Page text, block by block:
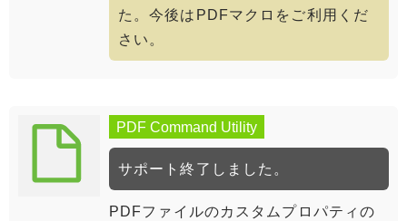
た。今後はPDFマクロをご利用くだ
さい。
PDF Command Utility
サポート終了しました。
PDFファイルのカスタムプロパティの